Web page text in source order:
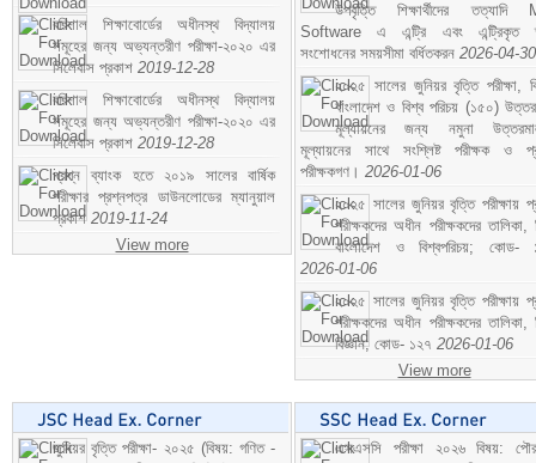
বরিশাল শিক্ষাবোর্ডের অধীনস্থ বিদ্যালয়
সমূহের জন্য অভ্যন্তরীণ পরীক্ষা-২০২০ এর
সিলেবাস প্রকাশ 2019-12-28
বরিশাল শিক্ষাবোর্ডের অধীনস্থ বিদ্যালয়
সমূহের জন্য অভ্যন্তরীণ পরীক্ষা-২০২০ এর
সিলেবাস প্রকাশ 2019-12-28
প্রশ্ন ব্যাংক হতে ২০১৯ সালের বার্ষিক
পরীক্ষার প্রশ্নপত্র ডাউনলোডের ম্যানুয়াল
প্রকাশ 2019-11-24
View more
উপবৃত্তি শিক্ষার্থীদের তত্যাদি
Software এ এন্ট্রি এবং এন্ট্রিকৃত
সংশোধনের সময়সীমা বর্ধিতকরন 2026-04-30
২০২৫ সালের জুনিয়র বৃত্তি পরীক্ষা,
বাংলাদেশ ও বিশ্ব পরিচয় (১৫০)
মূল্যায়নের জন্য নমুনা
মূল্যায়নের সাথে সংশ্লিষ্ট পরীক্ষক ও
পরীক্ষকগণ। 2026-01-06
২০২৫ সালের জুনিয়র বৃত্তি পরীক্ষায়
পরীক্ষকদের অধীন পরীক্ষকদের তালিকা,
বাংলাদেশ ও বিশ্বপরিচয়; কোড-
2026-01-06
২০২৫ সালের জুনিয়র বৃত্তি পরীক্ষায়
পরীক্ষকদের অধীন পরীক্ষকদের তালিকা,
বিজ্ঞান; কোড- ১২৭ 2026-01-06
View more
জুনিয়র বৃত্তি পরীক্ষা- ২০২৫ (বিষয়: গণিত -
এসএসসি পরীক্ষা ২০২৬ বিষয়: